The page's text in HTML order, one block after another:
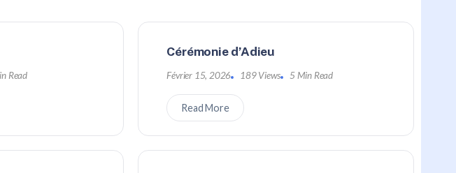
Read
Cérémonie d’Adieu
Février 15, 2026 189 Views 5 Min Read
Read More